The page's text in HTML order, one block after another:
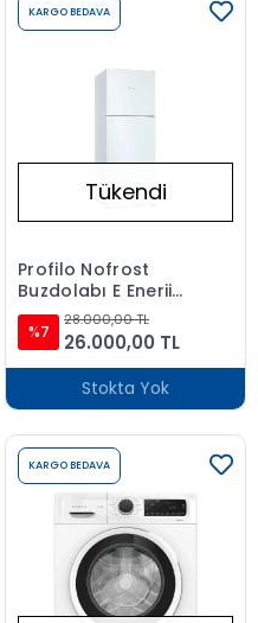
KARGO BEDAVA
Tükendi
Profilo Nofrost
Buzdolabı E Enerji
Sınıfı 453 Litre
%7
28.000,00 TL
26.000,00 TL
Stokta Yok
KARGO BEDAVA